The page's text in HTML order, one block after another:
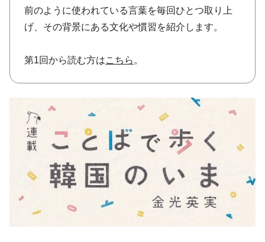
前のように使われている言葉を毎回ひとつ取り上
げ、その背景にある文化や慣習を紹介します。
第1回から読む方はこちら 。